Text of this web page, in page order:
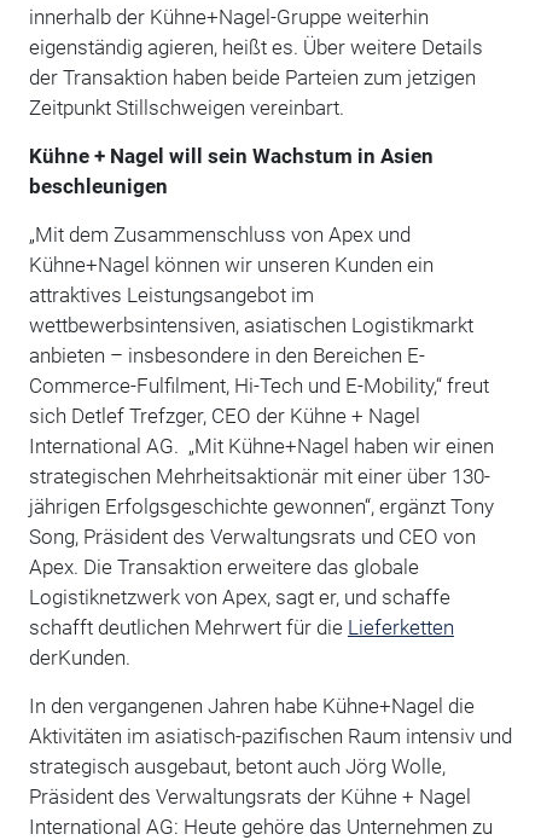
innerhalb der Kühne+Nagel-Gruppe weiterhin
eigenständig agieren, heißt es. Über weitere Details
der Transaktion haben beide Parteien zum jetzigen
Zeitpunkt Stillschweigen vereinbart.
Kühne + Nagel will sein Wachstum in Asien
beschleunigen
„Mit dem Zusammenschluss von Apex und
Kühne+Nagel können wir unseren Kunden ein
attraktives Leistungsangebot im
wettbewerbsintensiven, asiatischen Logistikmarkt
anbieten – insbesondere in den Bereichen E-
Commerce-Fulfilment, Hi-Tech und E-Mobility,“ freut
sich Detlef Trefzger, CEO der Kühne + Nagel
International AG. „Mit Kühne+Nagel haben wir einen
strategischen Mehrheitsaktionär mit einer über 130-
jährigen Erfolgsgeschichte gewonnen“, ergänzt Tony
Song, Präsident des Verwaltungsrats und CEO von
Apex. Die Transaktion erweitere das globale
Logistiknetzwerk von Apex, sagt er, und schaffe
schafft deutlichen Mehrwert für die Lieferketten
derKunden.
In den vergangenen Jahren habe Kühne+Nagel die
Aktivitäten im asiatisch-pazifischen Raum intensiv und
strategisch ausgebaut, betont auch Jörg Wolle,
Präsident des Verwaltungsrats der Kühne + Nagel
International AG: Heute gehöre das Unternehmen zu